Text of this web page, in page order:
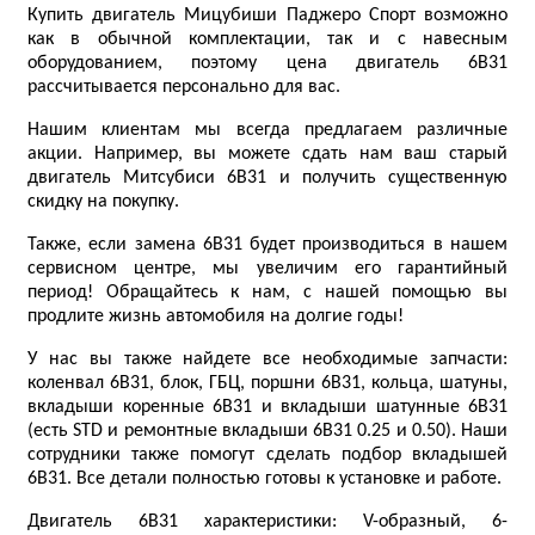
Купить двигатель Мицубиши Паджеро Спорт возможно
как в обычной комплектации, так и с навесным
оборудованием, поэтому цена двигатель 6B31
рассчитывается персонально для вас.
Нашим клиентам мы всегда предлагаем различные
акции. Например, вы можете сдать нам ваш старый
двигатель Митсубиси 6B31 и получить существенную
скидку на покупку.
Также, если замена 6B31 будет производиться в нашем
сервисном центре, мы увеличим его гарантийный
период! Обращайтесь к нам, с нашей помощью вы
продлите жизнь автомобиля на долгие годы!
У нас вы также найдете все необходимые запчасти:
коленвал 6B31, блок, ГБЦ, поршни 6B31, кольца, шатуны,
вкладыши коренные 6B31 и вкладыши шатунные 6B31
(есть STD и ремонтные вкладыши 6B31 0.25 и 0.50). Наши
сотрудники также помогут сделать подбор вкладышей
6B31. Все детали полностью готовы к установке и работе.
Двигатель 6B31 характеристики: V-образный, 6-